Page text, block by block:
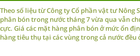
Theo số liệu từ Công ty Cổ phần vật tư Nông
phân bón trong nước tháng 7 vừa qua vẫn
cực. Giá các mặt hàng phân bón ở mức ổn
hàng tiêu thụ tại các vùng trong cả nước đều